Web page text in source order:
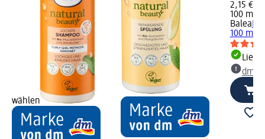
wählen
2,15 €
100 ml
Balea
100 ml
dm